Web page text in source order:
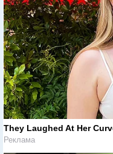
They Laughed At Her
Реклама